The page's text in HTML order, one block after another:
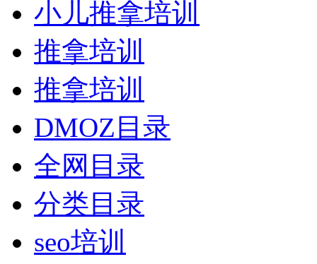
小儿推拿培训
推拿培训
推拿培训
DMOZ目录
全网目录
分类目录
seo培训